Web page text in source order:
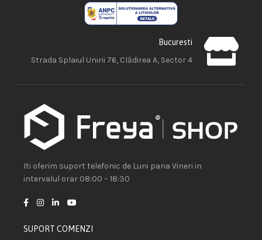
Bucuresti
Strada Splaiul Unirii 76, Clădirea A, Sector 4
Iti oferim suport telefonic de Luni pana Vineri in
intervalul orar 08:00 – 18:30
SUPORT COMENZI